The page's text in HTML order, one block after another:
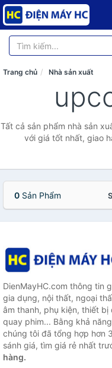
Trang chủ Nhà sản xuất
Tất cả sản phẩm nhà sản
với giá tốt nhất, giao
0 Sản Phẩm
DienMayHC.com thông tin
gia dụng, nội thất, ngoại
âm thanh, phụ kiện, thiết
quay phim... Bằng khả
chúng tôi đã tổng hợp hơn
sánh giá, tìm giá rẻ nhất
hàng.